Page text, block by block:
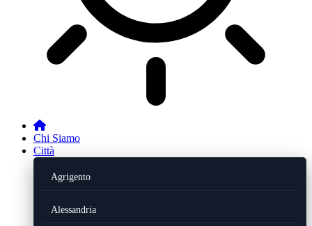
Chi Siamo
Città
Agrigento
Alessandria